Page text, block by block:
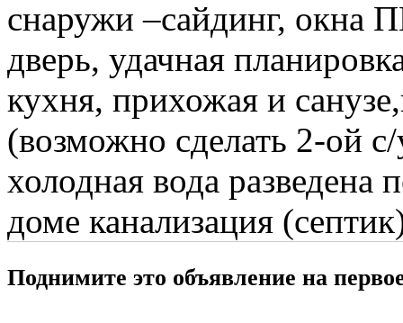
снаружи –сайдинг, окна
дверь, удачная
кухня, прихожая и
(возможно сделать 2-ой
холодная вода разведена
доме канализация
Поднимите это объявление на